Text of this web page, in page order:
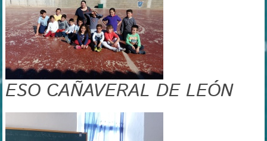
ESO CAÑAVERAL DE LEÓN